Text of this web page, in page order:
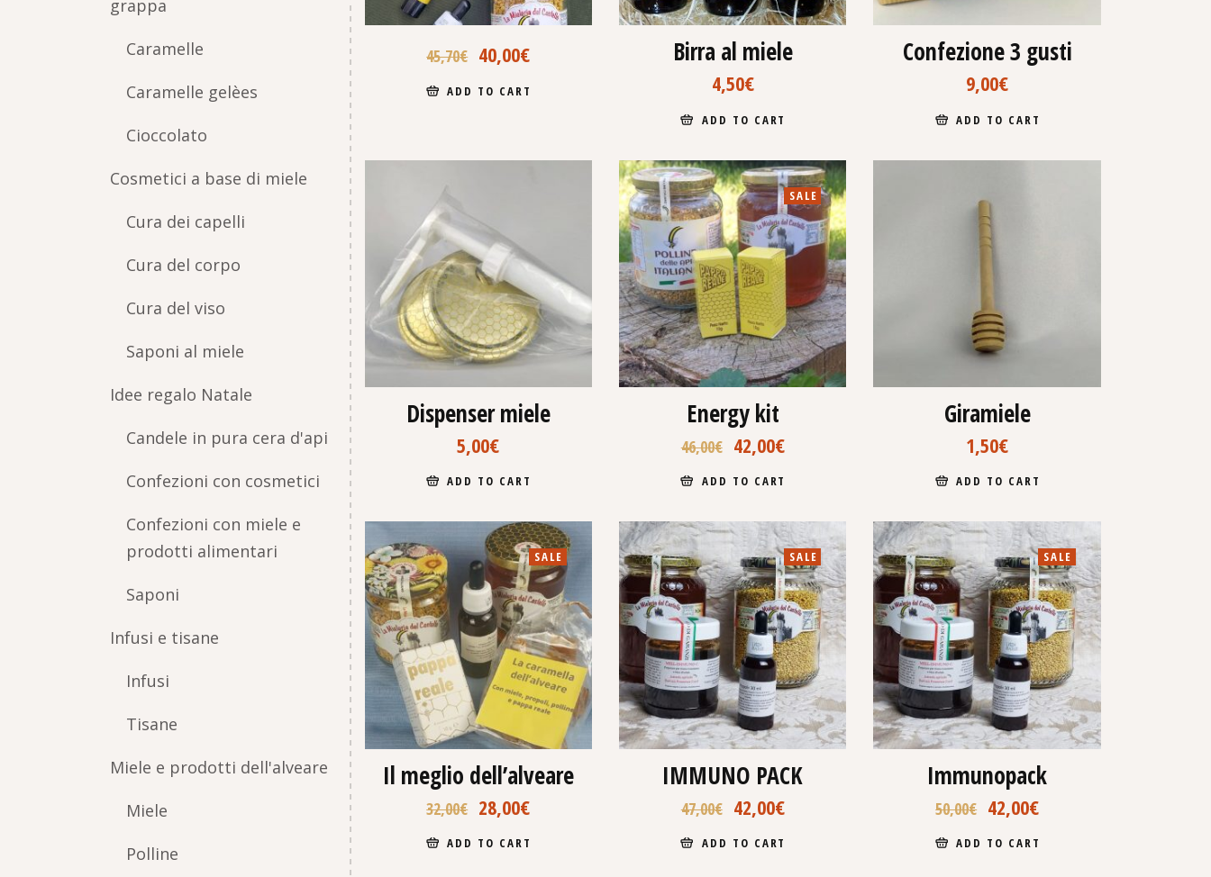
45,70€ 40,00€
ADD TO CART
Birra al miele
4,50€
ADD TO CART
Confezione 3 gusti
9,00€
ADD TO CART
Dispenser miele
5,00€
ADD TO CART
SALE
Energy kit
46,00€ 42,00€
ADD TO CART
Giramiele
1,50€
ADD TO CART
SALE
Il meglio dell’alveare
32,00€ 28,00€
ADD TO CART
SALE
IMMUNO PACK
47,00€ 42,00€
ADD TO CART
SALE
Immunopack
50,00€ 42,00€
ADD TO CART
grappa
Caramelle
Caramelle gelèes
Cioccolato
Cosmetici a base di miele
Cura dei capelli
Cura del corpo
Cura del viso
Saponi al miele
Idee regalo Natale
Candele in pura cera d'api
Confezioni con cosmetici
Confezioni con miele e
prodotti alimentari
Saponi
Infusi e tisane
Infusi
Tisane
Miele e prodotti dell'alveare
Miele
Polline